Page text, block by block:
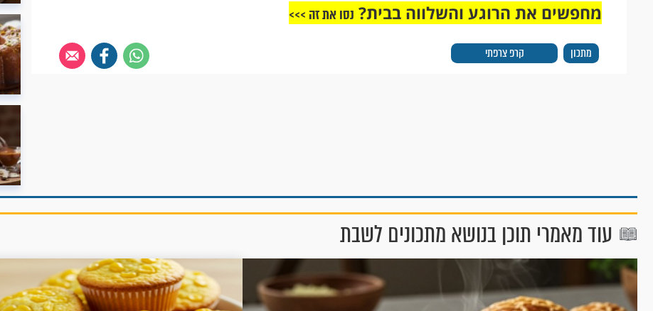
מתכון קרפ צרפתי
מחפשים את הרוגע והשלווה בבית? נסו את זה >>>
עוד מאמרי תוכן בנושא מתכונים לשבת